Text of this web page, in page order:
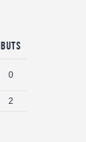
Buts
0
2